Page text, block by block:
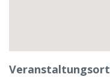
Veranstaltungsort